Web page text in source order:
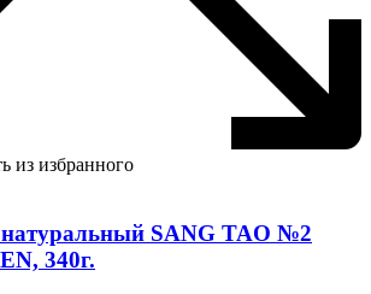
из избранного
SANG TAO №2
340г.